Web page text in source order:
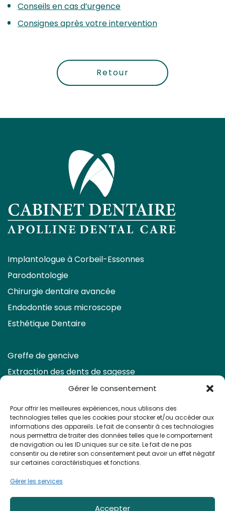
Gérer le consentement
Pour offrir les meilleures expériences, nous utilisons des
technologies telles que les cookies pour stocker et/ou accéder aux
informations des appareils. Le fait de consentir à ces technologies
nous permettra de traiter des données telles que le comportement
de navigation ou les ID uniques sur ce site. Le fait de ne pas
consentir ou de retirer son consentement peut avoir un effet négatif
sur certaines caractéristiques et fonctions.
Gérer les services
Accepter
Conseils en cas d’urgence
Consignes après votre intervention
Retour
Implantologue à Corbeil-Essonnes
Parodontologie
Chirurgie dentaire avancée
Endodontie sous microscope
Esthétique Dentaire
Greffe de gencive
Extraction des dents de sagesse
Eclaircissement & Facettes
Retraitement endodontique
Prendre rendez-vous
2026 - Tous droits réservés